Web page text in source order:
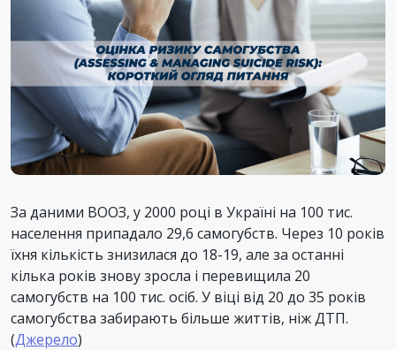
За даними ВООЗ, у 2000 році в Україні на 100 тис.
населення припадало 29,6 самогубств. Через 10 років
їхня кількість знизилася до 18-19, але за останні
кілька років знову зросла і перевищила 20
самогубств на 100 тис. осіб. У віці від 20 до 35 років
самогубства забирають більше життів, ніж ДТП.
(Джерело)